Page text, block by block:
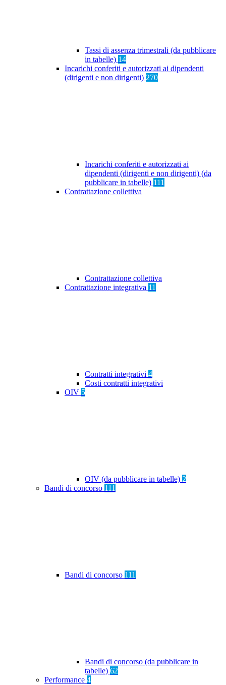
Tassi di assenza trimestrali (da pubblicare
in tabelle) 14
Incarichi conferiti e autorizzati ai dipendenti
(dirigenti e non dirigenti) 270
Incarichi conferiti e autorizzati ai
dipendenti (dirigenti e non dirigenti) (da
pubblicare in tabelle) 111
Contrattazione collettiva
Contrattazione collettiva
Contrattazione integrativa 11
Contratti integrativi 4
Costi contratti integrativi
OIV 5
OIV (da pubblicare in tabelle) 2
Bandi di concorso 111
Bandi di concorso 111
Bandi di concorso (da pubblicare in
tabelle) 62
Performance 4